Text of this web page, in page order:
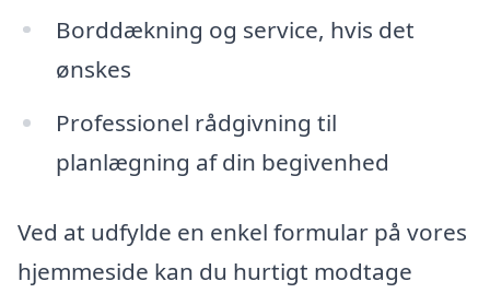
Borddækning og service, hvis det
ønskes
Professionel rådgivning til
planlægning af din begivenhed
Ved at udfylde en enkel formular på vores
hjemmeside kan du hurtigt modtage